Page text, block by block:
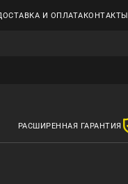
И ОПЛАТАКОНТАКТЫ
РАСШИРЕННАЯ ГАРАНТИЯ